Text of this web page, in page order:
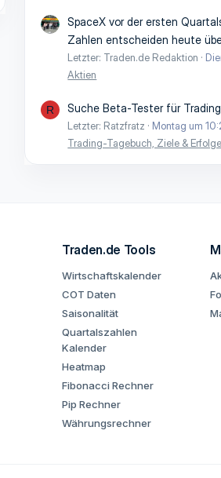
SpaceX vor der ersten
Zahlen entscheiden heute
Letzter: Traden.de Redaktion
Aktien
R Suche Beta-Tester für
Letzter: Ratzfratz
Montag um
Trading-Tagebuch, Ziele & Erfolge
Traden.de Tools
Wirtschaftskalender
COT Daten
Saisonalität
Quartalszahlen
Kalender
Heatmap
Fibonacci Rechner
Pip Rechner
Währungsrechner